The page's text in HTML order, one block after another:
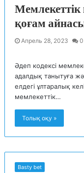
Мемлекеттік
қоғам
Апрель 28, 2023 0
Әдеп кодексі
адалдық танытуға
елдегі ұлтаралық
мемлекеттік…
Толық оқу »
Basty bet